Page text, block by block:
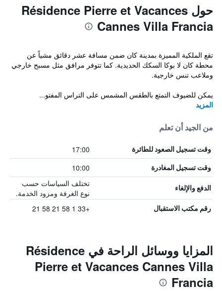
حول Résidence Pierre et Vacances
Cannes Villa Francia
تقع الملكية المميزة بمدينة كان ضمن مسافة عشر دقائق مشياً عن
محطة كان لا بوكا السكك الحديدية. كما تتوفر مرافق مثل مسبح خارجي
وملاعب تنس خارجية.
يمكن للضيوف التمتع بالطقس المشمس على التراس المفتو...
المزيد
من الجيد أن تعلم
وقت تسجيل الصعود للطائرة 17:00
وقت تسجيل المغادرة 10:00
الدفع والإلغاء
تختلف السياسات حسب
نوع الغرفة ومزود الخدمة.
رقم مكتب الاستقبال +33 1 58 21 58 21
المزايا ووسائل الراحة في Résidence
Pierre et Vacances Cannes Villa
Francia